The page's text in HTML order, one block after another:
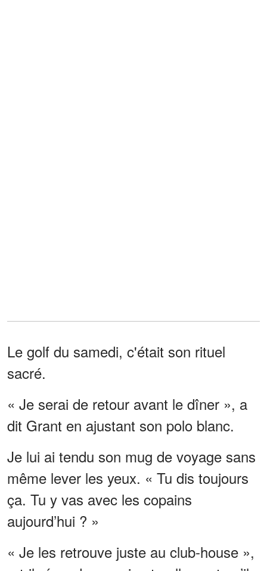
Le golf du samedi, c'était son rituel
sacré.
« Je serai de retour avant le dîner », a
dit Grant en ajustant son polo blanc.
Je lui ai tendu son mug de voyage sans
même lever les yeux. « Tu dis toujours
ça. Tu y vas avec les copains
aujourd’hui ? »
« Je les retrouve juste au club-house »,